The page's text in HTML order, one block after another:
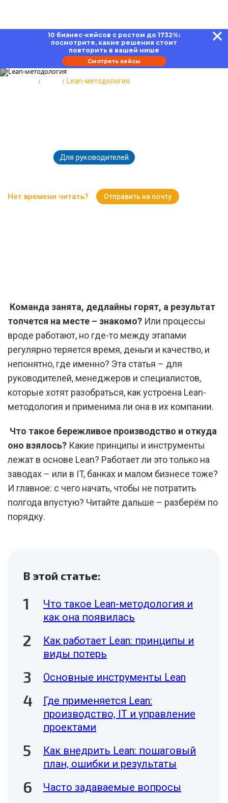
10 бизнес-кейсов с ростом до 1732%:
посмотрите, какие решения стоит
повторить в вашей нише
Смотреть кейсы
Lean-методология
Для руководителей
Нет времени читать? Отправить на почту
Команда занята, дедлайны горят, а результат
топчется на месте – знакомо? Или процессы
вроде работают, но где-то между этапами
регулярно теряется время, деньги и качество, и
непонятно, где именно? Эта статья – для
руководителей, менеджеров и специалистов,
которые хотят разобраться, как устроена Lean-
методология и применима ли она в их компании.
Что такое бережливое производство и откуда
оно взялось? Какие принципы и инструменты
лежат в основе Lean? Работает ли это только на
заводах – или в IT, банках и малом бизнесе тоже?
И главное: с чего начать, чтобы не потратить
полгода впустую? Читайте дальше – разберём по
порядку.
В этой статье:
Что такое Lean-методология и
как она появилась
Как работает Lean: принципы и
виды потерь
Основные инструменты Lean
Где применяется Lean:
производство, IT и управление
проектами
Как внедрить Lean: пошаговый
план, ошибки и результаты
Часто задаваемые вопросы